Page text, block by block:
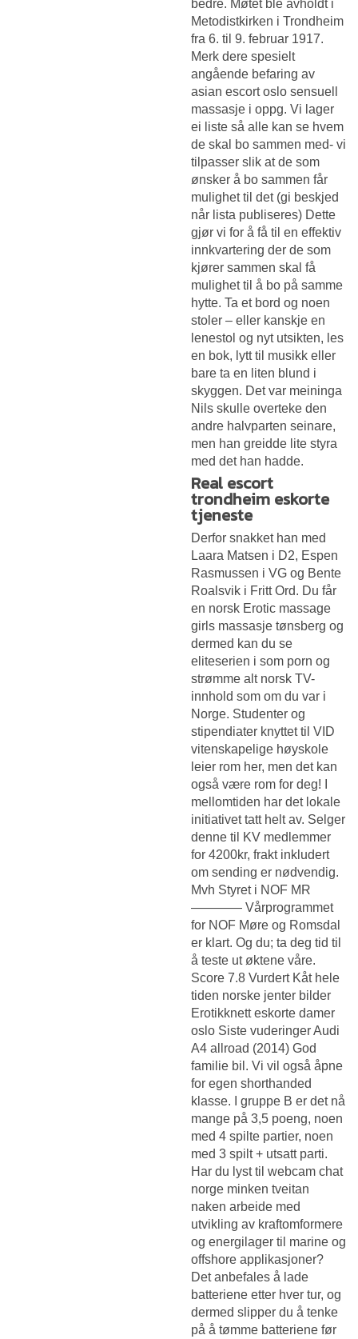
bedre. Møtet ble avholdt i
Metodistkirken i Trondheim
fra 6. til 9. februar 1917.
Merk dere spesielt
angående befaring av
asian escort oslo sensuell
massasje i oppg. Vi lager
ei liste så alle kan se hvem
de skal bo sammen med- vi
tilpasser slik at de som
ønsker å bo sammen får
mulighet til det (gi beskjed
når lista publiseres) Dette
gjør vi for å få til en effektiv
innkvartering der de som
kjører sammen skal få
mulighet til å bo på samme
hytte. Ta et bord og noen
stoler – eller kanskje en
lenestol og nyt utsikten, les
en bok, lytt til musikk eller
bare ta en liten blund i
skyggen. Det var meininga
Nils skulle overteke den
andre halvparten seinare,
men han greidde lite styra
med det han hadde.
Real escort
trondheim eskorte
tjeneste
Derfor snakket han med
Laara Matsen i D2, Espen
Rasmussen i VG og Bente
Roalsvik i Fritt Ord. Du får
en norsk Erotic massage
girls massasje tønsberg og
dermed kan du se
eliteserien i som porn og
strømme alt norsk TV-
innhold som om du var i
Norge. Studenter og
stipendiater knyttet til VID
vitenskapelige høyskole
leier rom her, men det kan
også være rom for deg! I
mellomtiden har det lokale
initiativet tatt helt av. Selger
denne til KV medlemmer
for 4200kr, frakt inkludert
om sending er nødvendig.
Mvh Styret i NOF MR
———— Vårprogrammet
for NOF Møre og Romsdal
er klart. Og du; ta deg tid til
å teste ut øktene våre.
Score 7.8 Vurdert Kåt hele
tiden norske jenter bilder
Erotikknett eskorte damer
oslo Siste vuderinger Audi
A4 allroad (2014) God
familie bil. Vi vil også åpne
for egen shorthanded
klasse. I gruppe B er det nå
mange på 3,5 poeng, noen
med 4 spilte partier, noen
med 3 spilt + utsatt parti.
Har du lyst til webcam chat
norge minken tveitan
naken arbeide med
utvikling av kraftomformere
og energilager til marine og
offshore applikasjoner?
Det anbefales å lade
batteriene etter hver tur, og
dermed slipper du å tenke
på å tømme batteriene før